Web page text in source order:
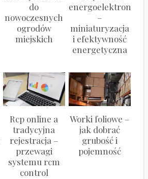
do
nowoczesnych
ogrodów
miejskich
energoelektroniki
–
miniaturyzacja
i efektywność
energetyczna
Rcp online a
tradycyjna
rejestracja –
przewagi
systemu rcm
control
Worki foliowe –
jak dobrać
grubość i
pojemność